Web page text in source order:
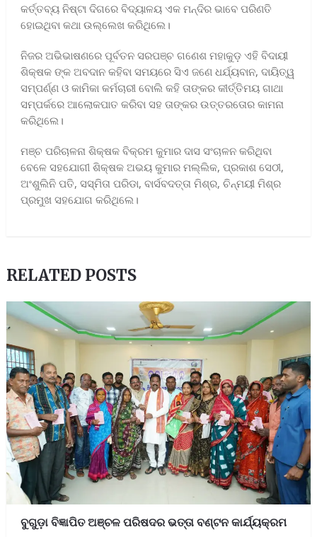
କର୍ତ୍ତବ୍ୟ ନିଷ୍ଟା ଦିଗରେ ବିଦ୍ୟାଳୟ ଏକ ମନ୍ଦିର ଭାବେ ପରିଣତି
ହୋଇଥିବା କଥା ଉଲ୍ଲେଖ କରିଥିଲେ।
ନିଜର ଅଭିଭାଷଣରେ ପୂର୍ବତନ ସରପଞ୍ଚ ଗଣେଶ ମହାକୁଡ଼ ଏହି ବିଦାୟୀ
ଶିକ୍ଷକ ଙ୍କ ଅବଦାନ କହିବା ସମୟରେ ସିଏ ଜଣେ ଧର୍ଯ୍ୟବାନ, ଦାୟିତ୍ୱ
ସମ୍ପର୍ଣ୍ଣ ଓ କାମିକା କର୍ମଚାରୀ ବୋଲି କହି ତାଙ୍କର କୀର୍ତ୍ତିମୟ ଗାଥା
ସମ୍ପର୍କରେ ଆଲୋକପାତ କରିବା ସହ ତାଙ୍କର ଉତ୍ତରତୋର କାମନା
କରିଥିଲେ।
ମଞ୍ଚ ପରିଚାଳନା ଶିକ୍ଷକ ବିକ୍ରମ କୁମାର ଦାସ ସଂଚାଳନ କରିଥିବା
ବେଳେ ସହଯୋଗୀ ଶିକ୍ଷକ ଅଭୟ କୁମାର ମଲ୍ଲିକ, ପ୍ରକାଶ ସେଠୀ,
ଅଂଶୁଲିନି ପତି, ସସ୍ମିତା ପରିଡା, ବାର୍ସବଦତ୍ତା ମିଶ୍ର, ଚିନ୍ମୟୀ ମିଶ୍ର
ପ୍ରମୁଖ ସହଯୋଗ କରିଥିଲେ।
RELATED POSTS
ବୁଗୁଡ଼ା ବିଜ୍ଞାପିତ ଅଞ୍ଚଳ ପରିଷଦର ଭତ୍ତା ବଣ୍ଟନ କାର୍ଯ୍ୟକ୍ରମ